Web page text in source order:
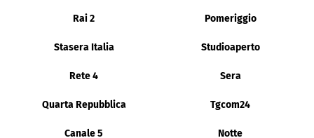
Rai 2 Pomeriggio
Stasera Italia Studioaperto
Rete 4 Sera
Quarta Repubblica Tgcom24
Canale 5 Notte